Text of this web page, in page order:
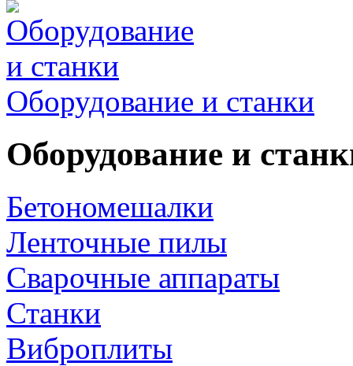
Оборудование и станки
Оборудование и
Бетономешалки
Ленточные пилы
Сварочные аппараты
Станки
Виброплиты